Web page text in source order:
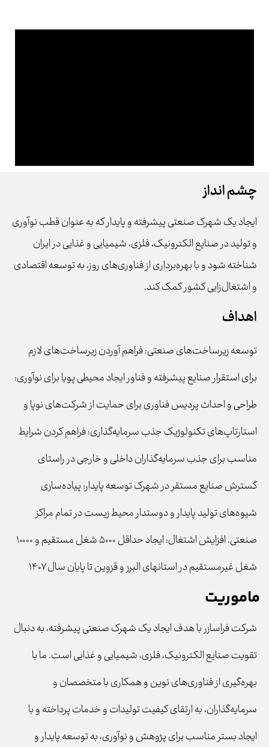
چشم انداز
ایجاد یک شهرک صنعتی پیشرفته و پایدار که به عنوان قطب نوآوری
و تولید در صنایع الکترونیک، فلزی، شیمیایی و غذایی در ایران
شناخته شود و با بهره‌برداری از فناوری‌های روز، به توسعه اقتصادی
و اشتغال‌زایی کشور کمک کند.
اهداف
توسعه زیرساخت‌های صنعتی: فراهم آوردن زیرساخت‌های لازم
برای استقرار صنایع پیشرفته و فناور ایجاد محیطی پویا برای نوآوری:
طراحی و احداث پردیس فناوری برای حمایت از شرکت‌های نوپا و
استارتاپ‌های تکنولوژیک جذب سرمایه‌گذاری: فراهم کردن شرایط
مناسب برای جذب سرمایه‌گذاران داخلی و خارجی در راستای
گسترش صنایع مستقر در شهرک توسعه پایدار: پیاده‌سازی
شیوه‌های تولید پایدار و دوستدار محیط زیست در تمام مراکز
صنعتی. افزایش اشتغال: ایجاد حداقل ۵۰۰۰ شغل مستقیم و ۱۰۰۰۰
شغل غیرمستقیم در استانهای البرز و قزوین تا پایان سال ۱۴۰۷
ماموریت
شرکت فراسازر با هدف ایجاد یک شهرک صنعتی پیشرفته، به دنبال
تقویت صنایع الکترونیک، فلزی، شیمیایی و غذایی است. ما با
بهره‌گیری از فناوری‌های نوین و همکاری با متخصصان و
سرمایه‌گذاران، به ارتقای کیفیت تولیدات و خدمات پرداخته و با
ایجاد بستر مناسب برای پژوهش و نوآوری، به توسعه پایدار و